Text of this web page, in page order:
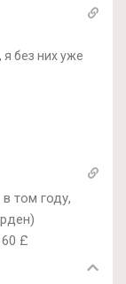
я без них уже
том году,
£